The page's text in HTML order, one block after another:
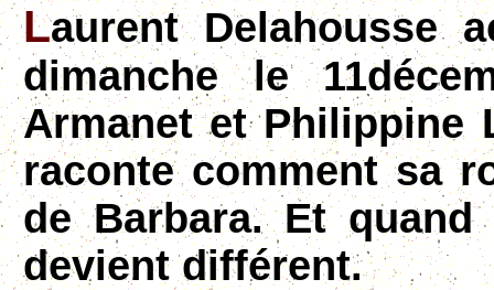
Laurent Delahousse
dimanche le
Armanet et Philippine
raconte comment sa
de Barbara. Et
devient différent.